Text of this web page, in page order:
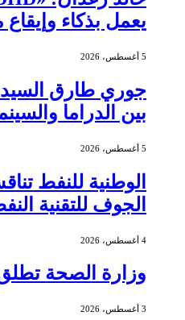
يعمل بذكاء
جوري طارق السيد
بين الدراما
الوطنية للنفط
الجوف للتقنية
وزارة الصحة تطلق